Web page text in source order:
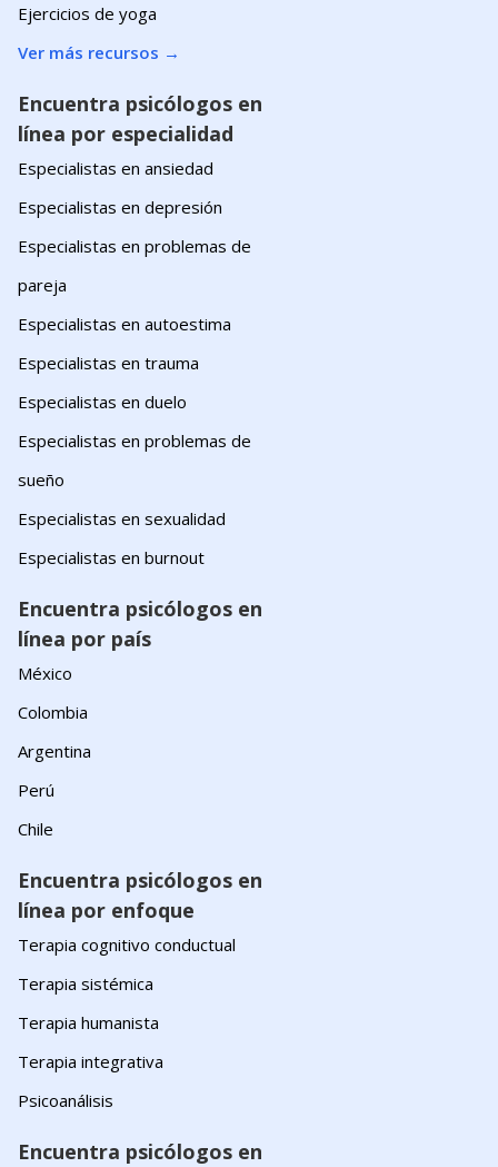
Ejercicios de yoga
Ver más recursos →
Encuentra psicólogos en
línea por especialidad
Especialistas en ansiedad
Especialistas en depresión
Especialistas en problemas de
pareja
Especialistas en autoestima
Especialistas en trauma
Especialistas en duelo
Especialistas en problemas de
sueño
Especialistas en sexualidad
Especialistas en burnout
Encuentra psicólogos en
línea por país
México
Colombia
Argentina
Perú
Chile
Encuentra psicólogos en
línea por enfoque
Terapia cognitivo conductual
Terapia sistémica
Terapia humanista
Terapia integrativa
Psicoanálisis
Encuentra psicólogos en